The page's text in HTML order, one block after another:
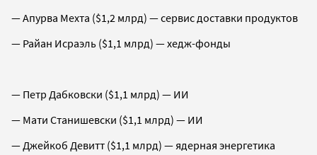
— Апурва Мехта ($1,2 млрд) — сервис доставки продуктов
— Райан Исраэль ($1,1 млрд) — хедж-фонды
— Петр Дабковски ($1,1 млрд) — ИИ
— Мати Станишевски ($1,1 млрд) — ИИ
— Джейкоб Девитт ($1,1 млрд) — ядерная энергетика